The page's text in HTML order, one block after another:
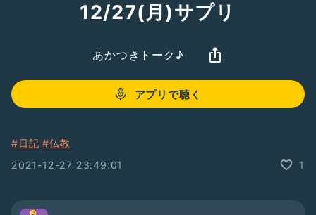
12/27(月)サプリ
あかつきトーク♪
アプリで聴く
#日記 #仏教
2021-12-27 23:49:01
1